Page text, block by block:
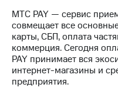
акционеров
Личный
кабинет
акционера
Акционерный
капитал
Контроль
и
МТС PAY — сервис
совмещает все
карты, СБП, оплата
коммерция. Сегодня
PAY принимает вся
интернет-магазины и
предприятия.